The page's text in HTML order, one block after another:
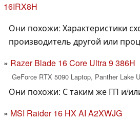
16IRX8H
Они похожи: Характеристики
производитель другой или
Razer Blade 16 Core Ultra 9 386H
GeForce RTX 5090 Laptop, Panther Lake
Они похожи: С таким же ГП и/
MSI Raider 16 HX AI A2XWJG